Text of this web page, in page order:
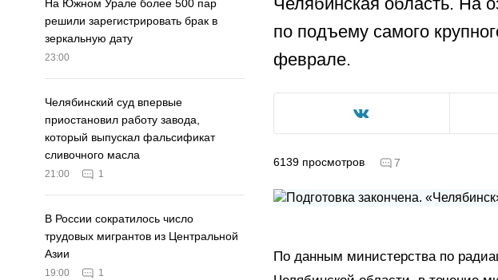
На Южном Урале более 500 пар
решили зарегистрировать брак в
зеркальную дату
23:00
Челябинский суд впервые
приостановил работу завода,
который выпускал фальсификат
сливочного масла
21:00 1
В России сократилось число
трудовых мигрантов из Центральной
Азии
19:00 1
по подъему самого
феврале.
6139 просмотров 7
По данным министерства по